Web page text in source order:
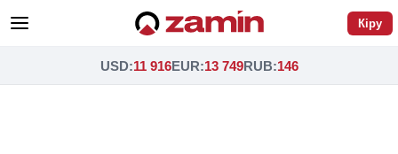
Кіру
USD:11 916EUR:13 749RUB:146